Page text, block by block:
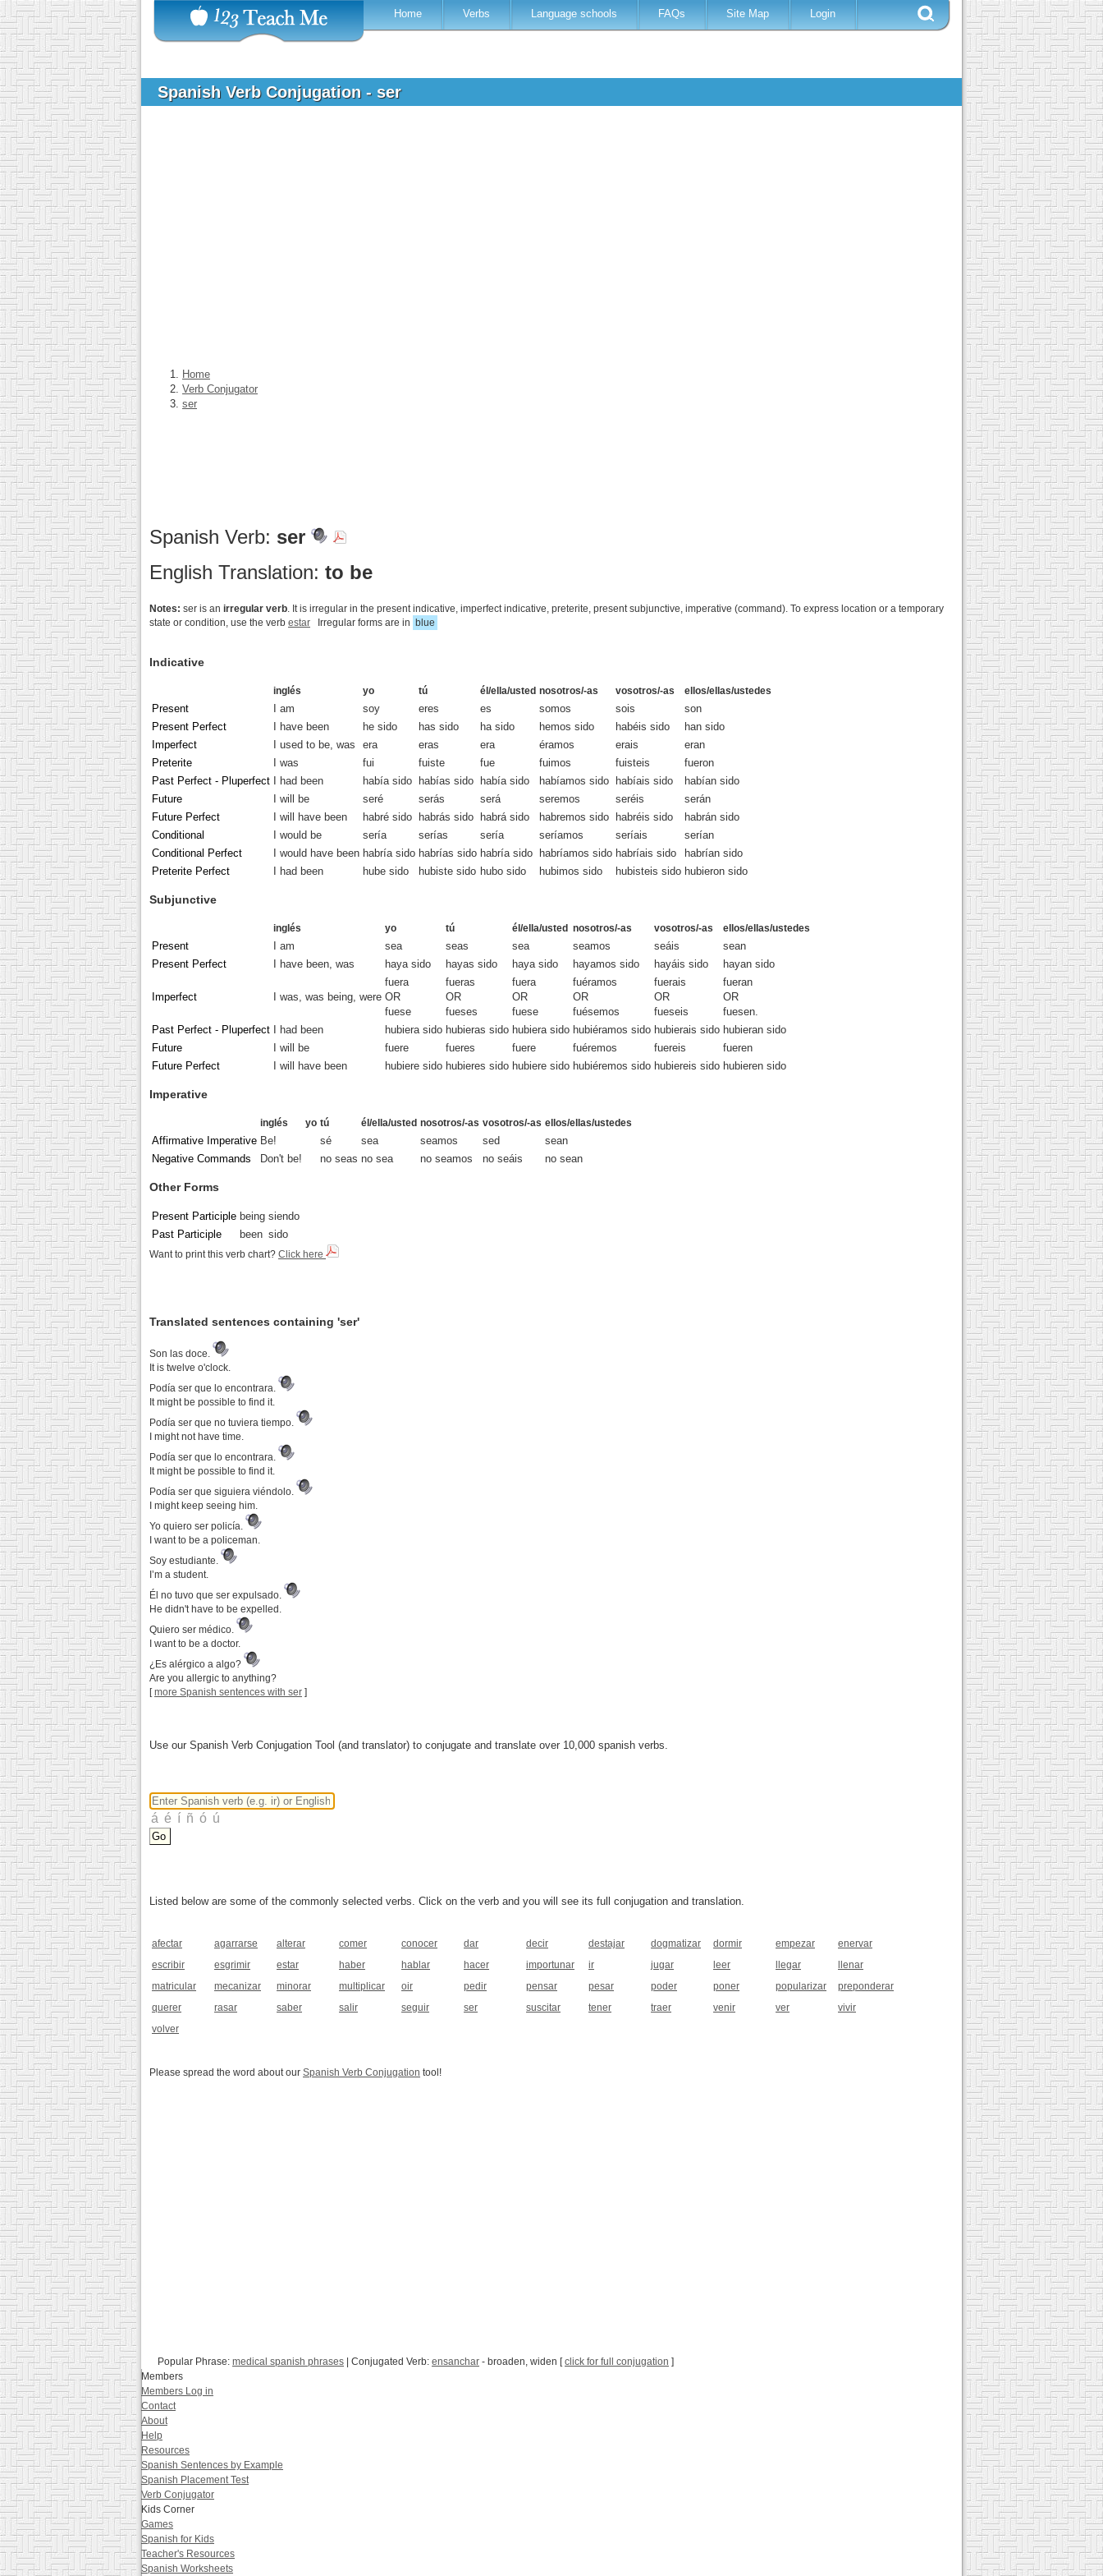
Home Verbs Language schools FAQs Site Map Login
Spanish Verb Conjugation - ser
Home
Verb Conjugator
ser
Spanish Verb: ser
English Translation: to be
Notes: ser is an irregular verb. It is irregular in the present indicative, imperfect indicative, preterite, present subjunctive, imperative (command). To express location or a temporary
state or condition, use the verb estar Irregular forms are in blue
Indicative
inglés yo tú él/ella/usted nosotros/-as vosotros/-as ellos/ellas/ustedes
Present I am soy eres es somos sois
son
Present Perfect
I have been he sido has sido ha sido hemos sido habéis sido
han sido
Imperfect
I used to be, was era eras era éramos erais
eran
Preterite
I was fui fuiste fue fuimos fuisteis
fueron
Past Perfect - Pluperfect
I had been había sido habías sido había sido habíamos sido habíais sido
habían sido
Future
I will be seré serás será seremos seréis
serán
Future Perfect
I will have been habré sido habrás sido habrá sido habremos sido habréis sido
habrán sido
Conditional
I would be sería serías sería seríamos seríais
serían
Conditional Perfect
I would have been habría sido habrías sido habría sido habríamos sido habríais sido
habrían sido
Preterite Perfect
I had been hube sido hubiste sido hubo sido hubimos sido hubisteis sido hubieron sido
Subjunctive
inglés yo tú él/ella/usted nosotros/-as vosotros/-as ellos/ellas/ustedes
Present I am sea seas sea seamos seáis
sean
Present Perfect
I have been, was haya sido hayas sido haya sido hayamos sido hayáis sido hayan sido
Imperfect I was, was being, were
fuera
OR
fuese
fueras
OR
fueses
fuera
OR
fuese
fuéramos
OR
fuésemos
fuerais
OR
fueseis
fueran
OR
fuesen.
Past Perfect - Pluperfect
I had been hubiera sido hubieras sido hubiera sido hubiéramos sido hubierais sido hubieran sido
Future
I will be fuere fueres fuere fuéremos fuereis
fueren
Future Perfect
I will have been hubiere sido hubieres sido hubiere sido hubiéremos sido hubiereis sido hubieren sido
Imperative
inglés yo tú él/ella/usted nosotros/-as vosotros/-as ellos/ellas/ustedes
Affirmative Imperative Be! sé sea seamos sed
sean
Negative Commands
Don't be! no seas no sea no seamos no seáis no sean
Other Forms
Present Participle being siendo
Past Participle
been sido
Want to print this verb chart? Click here
Translated sentences containing 'ser'
Son las doce.
It is twelve o'clock.
Podía ser que lo encontrara.
It might be possible to find it.
Podía ser que no tuviera tiempo.
I might not have time.
Podía ser que lo encontrara.
It might be possible to find it.
Podía ser que siguiera viéndolo.
I might keep seeing him.
Yo quiero ser policía.
I want to be a policeman.
Soy estudiante.
I’m a student.
Él no tuvo que ser expulsado.
He didn't have to be expelled.
Quiero ser médico.
I want to be a doctor.
¿Es alérgico a algo?
Are you allergic to anything?
[more Spanish sentences with ser ]
Use our Spanish Verb Conjugation Tool (and translator) to conjugate and translate over 10,000 spanish verbs.
Listed below are some of the commonly selected verbs. Click on the verb and you will see its full conjugation and translation.
afectar agarrarse alterar comer conocer dar decir destajar dogmatizar dormir empezar
enervar
escribir
esgrimir estar haber hablar hacer importunar ir jugar leer llegar
llenar
matricular
mecanizar minorar multiplicar oir pedir pensar pesar poder poner popularizar
preponderar
querer
rasar saber salir seguir ser suscitar tener traer venir ver
vivir
volver
Please spread the word about our Spanish Verb Conjugation tool!
Popular Phrase: medical spanish phrases | Conjugated Verb: ensanchar - broaden, widen [click for full conjugation ]
Members
Members Log in
Contact
About
Help
Resources
Spanish Sentences by Example
Spanish Placement Test
Verb Conjugator
Kids Corner
Games
Spanish for Kids
Teacher's Resources
Spanish Worksheets